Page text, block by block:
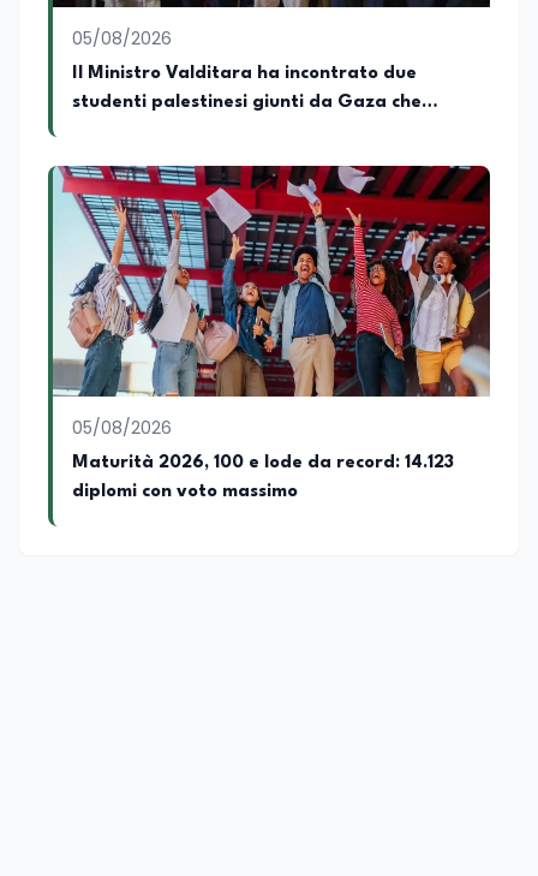
05/08/2026
Il Ministro Valditara ha incontrato due
studenti palestinesi giunti da Gaza che
05/08/2026
Maturità 2026, 100 e lode da record: 14.123
diplomi con voto massimo